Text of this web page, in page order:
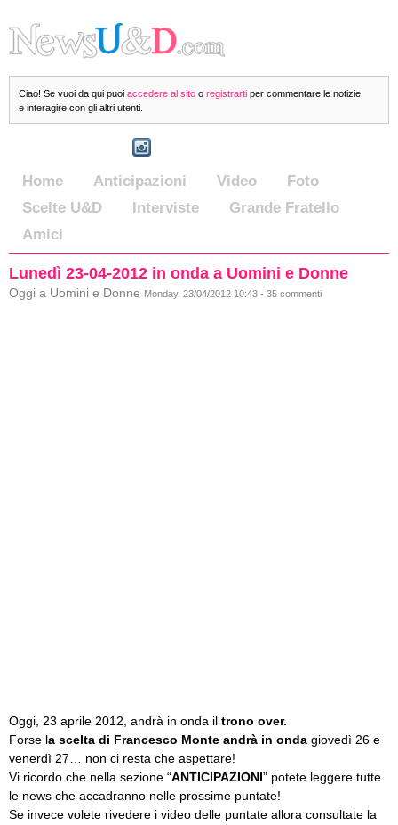
Ciao! Se vuoi da qui puoi accedere al sito o registrarti per commentare le notizie
e interagire con gli altri utenti.
Home Anticipazioni Video
Foto
Scelte U&D
Interviste
Grande Fratello
Amici
Lunedì 23-04-2012 in onda a Uomini e Donne
Oggi a Uomini e Donne Monday, 23/04/2012 10:43 - 35 commenti
Oggi, 23 aprile 2012, andrà in onda il trono over.
Forse la scelta di Francesco Monte andrà in onda giovedì 26 e
venerdì 27… non ci resta che aspettare!
Vi ricordo che nella sezione “ANTICIPAZIONI” potete leggere tutte
le news che accadranno nelle prossime puntate!
Se invece volete rivedere i video delle puntate allora consultate la